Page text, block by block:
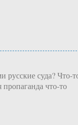
русские суда? Что-
что-то